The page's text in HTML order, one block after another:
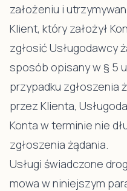
założeniu i
Klient, który założył
zgłosić Usługodawcy
sposób opisany w § 5
przypadku zgłoszenia
przez Klienta,
Konta w terminie nie
zgłoszenia żądania.
Usługi świadczone
mowa w niniejszym